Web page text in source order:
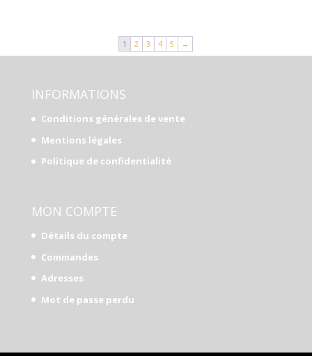
1 2 3 4 5 →
INFORMATIONS
Conditions générales de vente
Mentions légales
Politique de confidentialité
MON COMPTE
Détails du compte
Commandes
Adresses
Mot de passe perdu